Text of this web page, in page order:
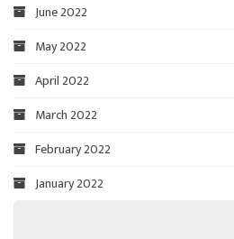
June 2022
May 2022
April 2022
March 2022
February 2022
January 2022